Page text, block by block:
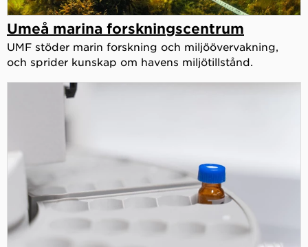
Umeå marina forskningscentrum
UMF stöder marin forskning och miljöövervakning,
och sprider kunskap om havens miljötillstånd.